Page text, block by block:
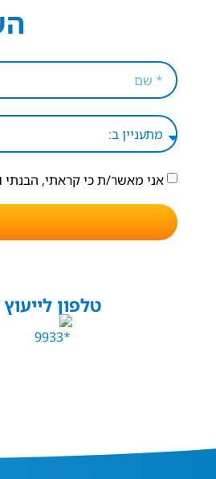
אני מאשר/ת כי קראתי, הבנתי
טלפון לייעוץ